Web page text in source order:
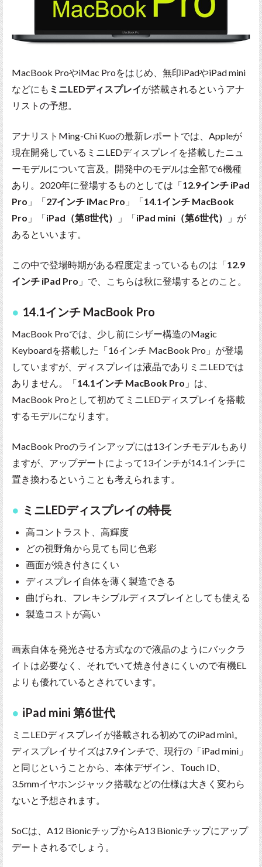
MacBook ProやiMac Proをはじめ、無印iPadやiPad mini
などにも ミニLEDディスプレイが搭載されるというアナ
リストの予想。
アナリストMing-Chi Kuoの最新レポートでは、Appleが
現在開発しているミニLEDディスプレイを搭載したニュ
ーモデルについて言及。開発中のモデルは全部で6機種
あり。2020年に登場するものとしては「12.9インチ iPad
Pro 」「27インチ iMac Pro 」「14.1インチ MacBook
Pro 」「iPad（第8世代） 」「iPad mini（第6世代）
」が
あるといいます。
この中で登場時期がある程度定まっているものは「12.9
インチ iPad Pro 」で、こちらは秋に登場するとのこと。
14.1インチ MacBook Pro
MacBook Proでは、少し前にシザー構造のMagic
Keyboardを搭載した「16インチ MacBook Pro」が登場
していますが、ディスプレイは液晶でありミニLEDでは
ありません。「14.1インチ MacBook Pro 」は、
MacBook Proとして初めてミニLEDディスプレイを搭載
するモデルになります。
MacBook Proのラインアップには13インチモデルもあり
ますが、アップデートによって13インチが14.1インチに
置き換わるということも考えられます。
ミニLEDディスプレイの特長
高コントラスト、高輝度
どの視野角から見ても同じ色彩
画面が焼き付きにくい
ディスプレイ自体を薄く製造できる
曲げられ、フレキシブルディスプレイとしても使える
製造コストが高い
画素自体を発光させる方式なので液晶のようにバックラ
イトは必要なく、それでいて焼き付きにくいので有機EL
よりも優れているとされています。
iPad mini 第6世代
ミニLEDディスプレイが搭載される初めてのiPad mini。
ディスプレイサイズは7.9インチで、現行の「iPad mini」
と同じということから、本体デザイン、Touch ID、
3.5mmイヤホンジャック搭載などの仕様は大きく変わら
ないと予想されます。
SoCは、A12 BionicチップからA13 Bionicチップにアップ
デートされるでしょう。